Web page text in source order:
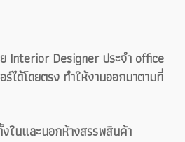
Interior Designer ประจำ office
ได้โดยตรง ทำให้งานออกมาตามที่
ในและนอกห้างสรรพสินค้า